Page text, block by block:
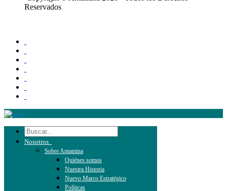
Reservados
Nosotros
Sobre Antamina
Quiénes somos
Nuestra Historia
Nuevo Marco Estratégico
Políticas